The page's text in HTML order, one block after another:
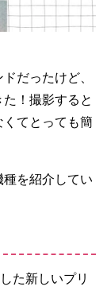
だったけど、
！撮影すると
てとっても簡
を紹介してい
た新しいプリ